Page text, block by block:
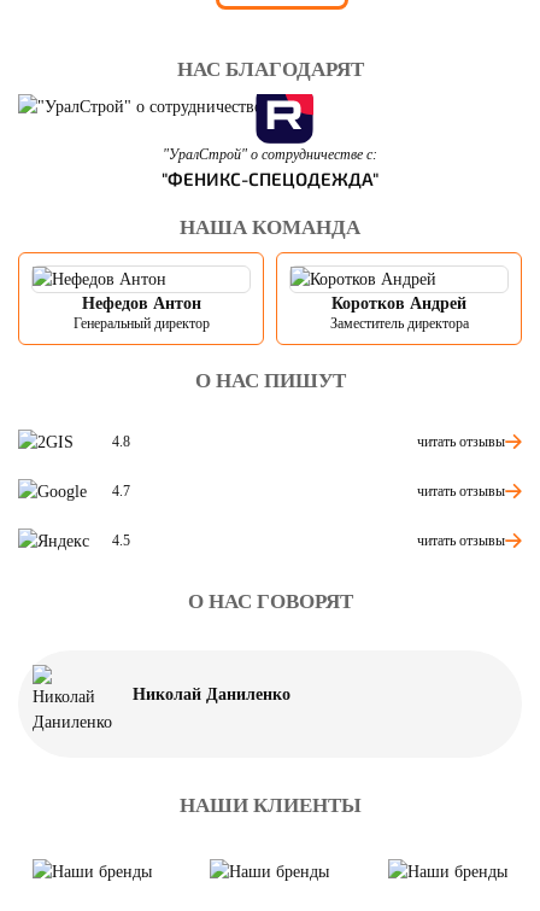
НАС БЛАГОДАРЯТ
"УралСтрой" о сотрудничестве с:
"ФЕНИКС-СПЕЦОДЕЖДА"
НАША КОМАНДА
Нефедов Антон
Генеральный директор
Коротков Андрей
Заместитель директора
О НАС ПИШУТ
4.8 читать отзывы
4.7 читать отзывы
4.5 читать отзывы
О НАС ГОВОРЯТ
Николай Даниленко
НАШИ КЛИЕНТЫ